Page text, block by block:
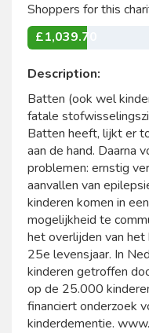
Shoppers for this
£1,039.70
Description:
Batten (ook wel
fatale
Batten heeft, lijkt er
aan de hand. Daarna
problemen: ernstig
aanvallen van
kinderen komen in
mogelijkheid te
het overlijden van
25e levensjaar. In
kinderen getroffen
op de 25.000
financiert onderzoek
kinderdementie.